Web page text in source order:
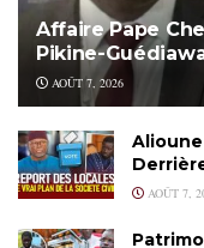
Affaire Pape
Pikine-
AOÛT 7, 2026
AOÛT 7,